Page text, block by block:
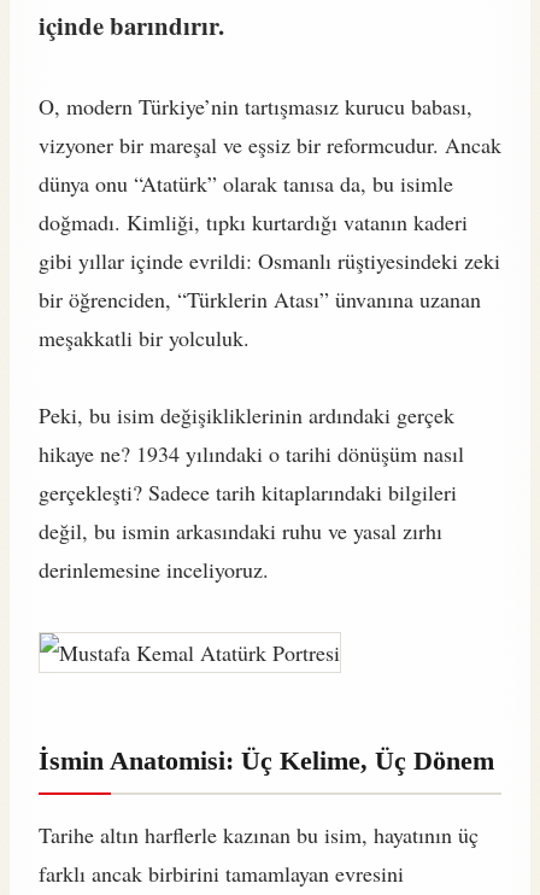
içinde barındırır.
O, modern Türkiye’nin tartışmasız kurucu babası,
vizyoner bir mareşal ve eşsiz bir reformcudur. Ancak
dünya onu “Atatürk” olarak tanısa da, bu isimle
doğmadı. Kimliği, tıpkı kurtardığı vatanın kaderi
gibi yıllar içinde evrildi: Osmanlı rüştiyesindeki zeki
bir öğrenciden, “Türklerin Atası” ünvanına uzanan
meşakkatli bir yolculuk.
Peki, bu isim değişikliklerinin ardındaki gerçek
hikaye ne? 1934 yılındaki o tarihi dönüşüm nasıl
gerçekleşti? Sadece tarih kitaplarındaki bilgileri
değil, bu ismin arkasındaki ruhu ve yasal zırhı
derinlemesine inceliyoruz.
İsmin Anatomisi: Üç Kelime, Üç Dönem
Tarihe altın harflerle kazınan bu isim, hayatının üç
farklı ancak birbirini tamamlayan evresini